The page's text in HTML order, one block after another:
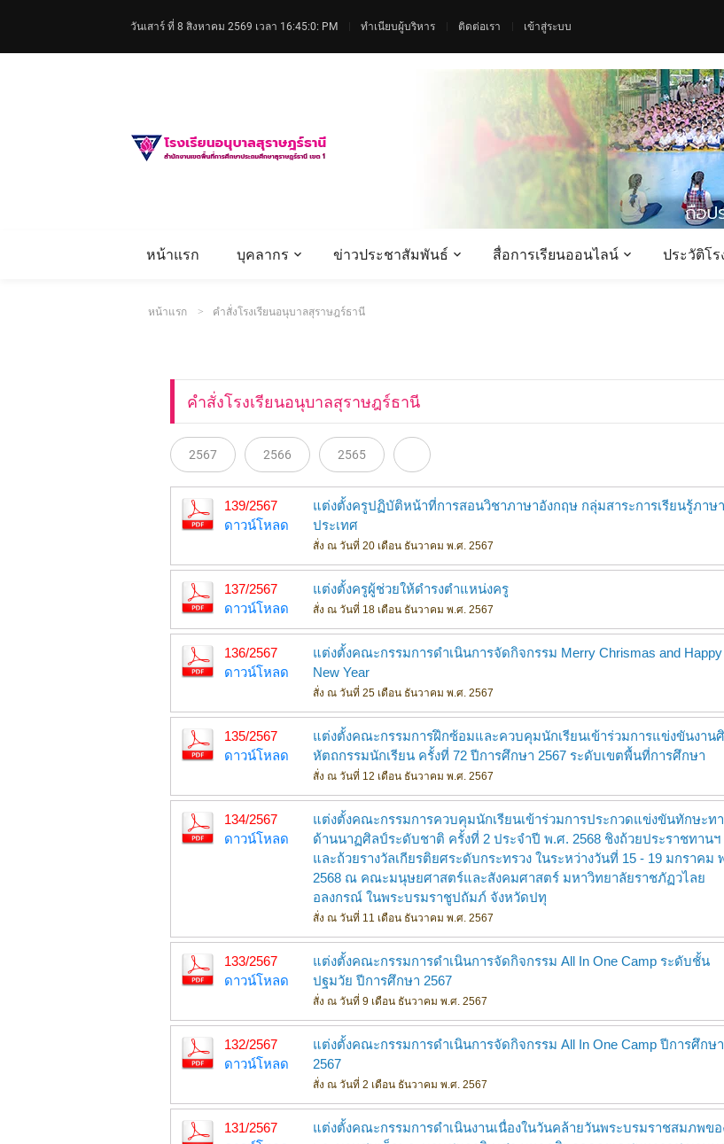
วันเสาร์ ที่ 8 สิงหาคม 2569 เวลา 16:45:1: PM ทำเนียบผู้บริหาร ติดต่อเรา เข้าสู่ระบบ
หน้าแรก บุคลากร ข่าวประชาสัมพันธ์ สื่อการเรียนออนไลน์ ประวัติโร
หน้าแรก คำสั่งโรงเรียนอนุบาลสุราษฎร์ธานี
คำสั่งโรงเรียนอนุบาลสุราษฎร์ธานี
2567 2566 2565
139/2567
ดาวน์โหลด
แต่งตั้งครูปฏิบัติหน้าที่การสอนวิชาภาษาอังกฤษ กลุ่มสาระการเรียนรู้ภาษ
ประเทศ
สั่ง ณ วันที่ 20 เดือน ธันวาคม พ.ศ. 2567
137/2567
ดาวน์โหลด
แต่งตั้งครูผู้ช่วยให้ดำรงตำแหน่งครู
สั่ง ณ วันที่ 18 เดือน ธันวาคม พ.ศ. 2567
136/2567
ดาวน์โหลด
แต่งตั้งคณะกรรมการดำเนินการจัดกิจกรรม Merry Chrismas and Happy
New Year
สั่ง ณ วันที่ 25 เดือน ธันวาคม พ.ศ. 2567
135/2567
ดาวน์โหลด
แต่งตั้งคณะกรรมการฝึกซ้อมและควบคุมนักเรียนเข้าร่วมการแข่งขันงาน
หัตถกรรมนักเรียน ครั้งที่ 72 ปีการศึกษา 2567 ระดับเขตพื้นที่การศึกษา
สั่ง ณ วันที่ 12 เดือน ธันวาคม พ.ศ. 2567
134/2567
ดาวน์โหลด
แต่งตั้งคณะกรรมการควบคุมนักเรียนเข้าร่วมการประกวดแข่งขันทักษะท
ด้านนาฏศิลป์ระดับชาติ ครั้งที่ 2 ประจำปี พ.ศ. 2568 ชิงถ้วยประราชทานฯ
และถ้วยรางวัลเกียรติยศระดับกระทรวง ในระหว่างวันที่ 15 - 19 มกราคม
2568 ณ คณะมนุษยศาสตร์และสังคมศาสตร์ มหาวิทยาลัยราชภัฏวไลย
อลงกรณ์ ในพระบรมราชูปถัมภ์ จังหวัดปทุ
สั่ง ณ วันที่ 11 เดือน ธันวาคม พ.ศ. 2567
133/2567
ดาวน์โหลด
แต่งตั้งคณะกรรมการดำเนินการจัดกิจกรรม All In One Camp ระดับชั้น
ปฐมวัย ปีการศึกษา 2567
สั่ง ณ วันที่ 9 เดือน ธันวาคม พ.ศ. 2567
132/2567
ดาวน์โหลด
แต่งตั้งคณะกรรมการดำเนินการจัดกิจกรรม All In One Camp ปีการศึกษา
2567
สั่ง ณ วันที่ 2 เดือน ธันวาคม พ.ศ. 2567
131/2567
แต่งตั้งคณะกรรมการดำเนินงานเนื่องในวันคล้ายวันพระบรมราชสมภพขอ